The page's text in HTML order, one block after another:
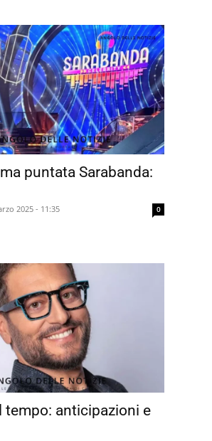
puntata Sarabanda:
2025 - 11:35 0
tempo: anticipazioni e